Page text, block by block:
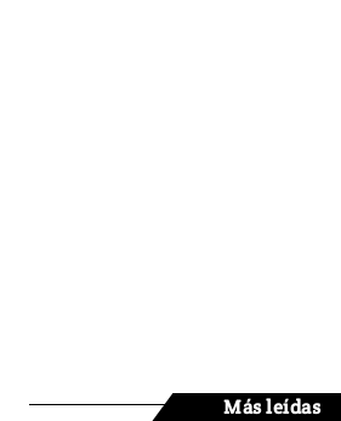
Más leídas